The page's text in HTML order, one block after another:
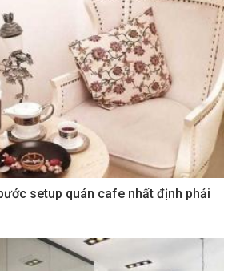
setup quán cafe nhất định phải